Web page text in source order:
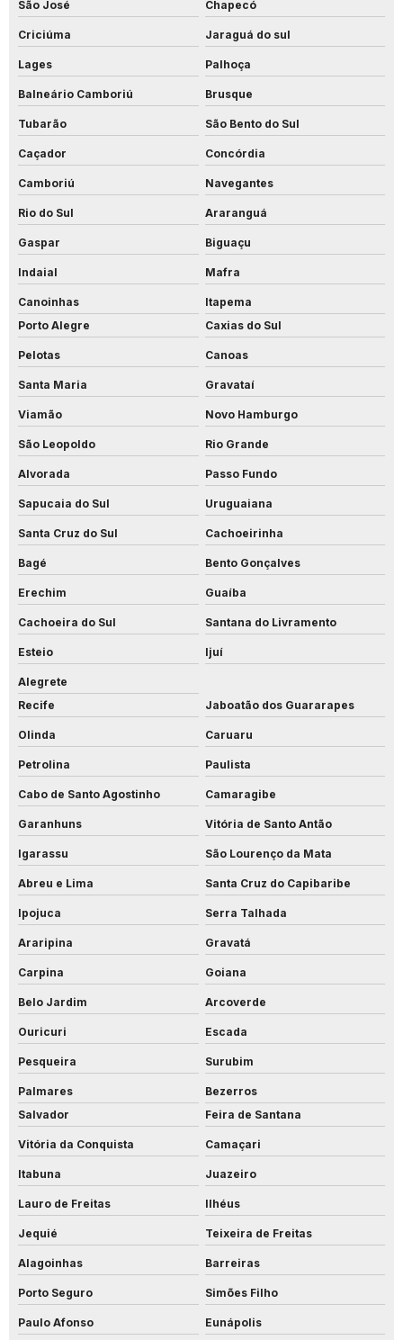
São José Chapecó
Criciúma Jaraguá do sul
Lages Palhoça
Balneário Camboriú Brusque
Tubarão São Bento do Sul
Caçador Concórdia
Camboriú Navegantes
Rio do Sul Araranguá
Gaspar Biguaçu
Indaial Mafra
Canoinhas
Itapema
Porto Alegre
Caxias do Sul
Pelotas Canoas
Santa Maria Gravataí
Viamão Novo Hamburgo
São Leopoldo Rio Grande
Alvorada Passo Fundo
Sapucaia do Sul Uruguaiana
Santa Cruz do Sul Cachoeirinha
Bagé Bento Gonçalves
Erechim Guaíba
Cachoeira do Sul Santana do Livramento
Esteio Ijuí
Alegrete
Recife
Jaboatão dos Guararapes
Olinda Caruaru
Petrolina Paulista
Cabo de Santo Agostinho Camaragibe
Garanhuns Vitória de Santo Antão
Igarassu São Lourenço da Mata
Abreu e Lima Santa Cruz do Capibaribe
Ipojuca Serra Talhada
Araripina Gravatá
Carpina Goiana
Belo Jardim Arcoverde
Ouricuri Escada
Pesqueira Surubim
Palmares
Bezerros
Salvador
Feira de Santana
Vitória da Conquista Camaçari
Itabuna Juazeiro
Lauro de Freitas Ilhéus
Jequié Teixeira de Freitas
Alagoinhas Barreiras
Porto Seguro Simões Filho
Paulo Afonso Eunápolis